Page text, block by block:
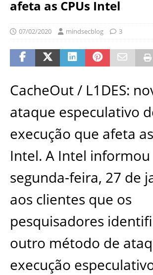
afeta as CPUs Intel
07/02/2020 mindsecblog 3
CacheOut / L1DES:
ataque especulativo
execução que afeta
Intel. A Intel informou
segunda-feira, 27 de
aos clientes que os
pesquisadores
outro método de
execução